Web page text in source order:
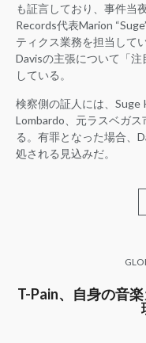
も証言しており、事件当
Records代表Marion
ティクス業務を担当して
Davisの主張について「
している。
検察側の証人には、
Lombardo、元ラスベガ
る。有罪となった場合、
処される見込みだ。
T-Pain、自身の音